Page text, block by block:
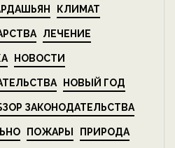
КЛИМАТ
ЛЕЧЕНИЕ
НОВОСТИ
НОВЫЙ ГОД
ЗАКОНОДАТЕЛЬСТВА
ПОЖАРЫ ПРИРОДА